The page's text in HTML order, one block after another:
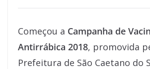
Começou a Campanha de
Antirrábica 2018, promovida
Prefeitura de São Caetano do